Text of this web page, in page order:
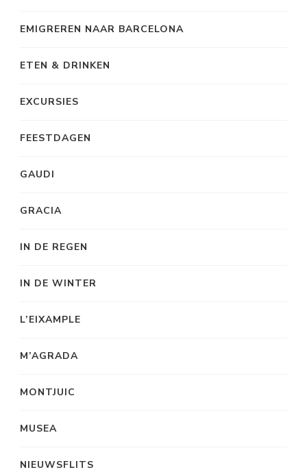
EMIGREREN NAAR BARCELONA
ETEN & DRINKEN
EXCURSIES
FEESTDAGEN
GAUDI
GRACIA
IN DE REGEN
IN DE WINTER
L’EIXAMPLE
M’AGRADA
MONTJUIC
MUSEA
NIEUWSFLITS